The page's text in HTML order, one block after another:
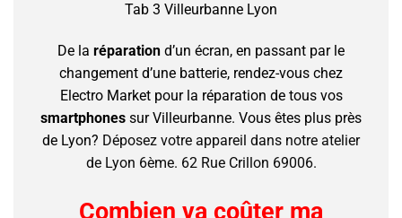
Tab 3 Villeurbanne Lyon
De la réparation d’un écran, en passant par le
changement d’une batterie, rendez-vous chez
Electro Market pour la réparation de tous vos
smartphones sur Villeurbanne. Vous êtes plus près
de Lyon? Déposez votre appareil dans notre atelier
de Lyon 6ème. 62 Rue Crillon 69006.
Combien va coûter ma